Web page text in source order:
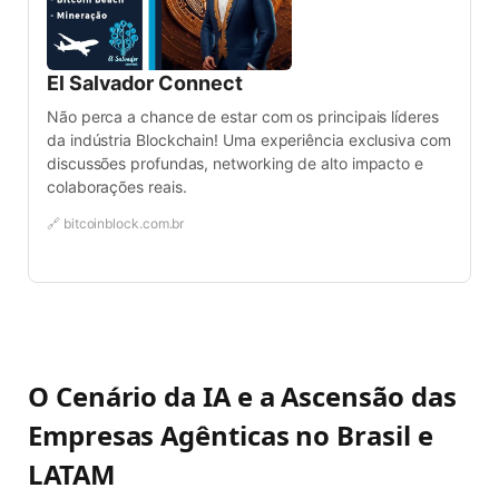
El Salvador Connect
Não perca a chance de estar com os principais líderes
da indústria Blockchain! Uma experiência exclusiva com
discussões profundas, networking de alto impacto e
colaborações reais.
🔗 bitcoinblock.com.br
O Cenário da IA e a Ascensão das
Empresas Agênticas no Brasil e
LATAM